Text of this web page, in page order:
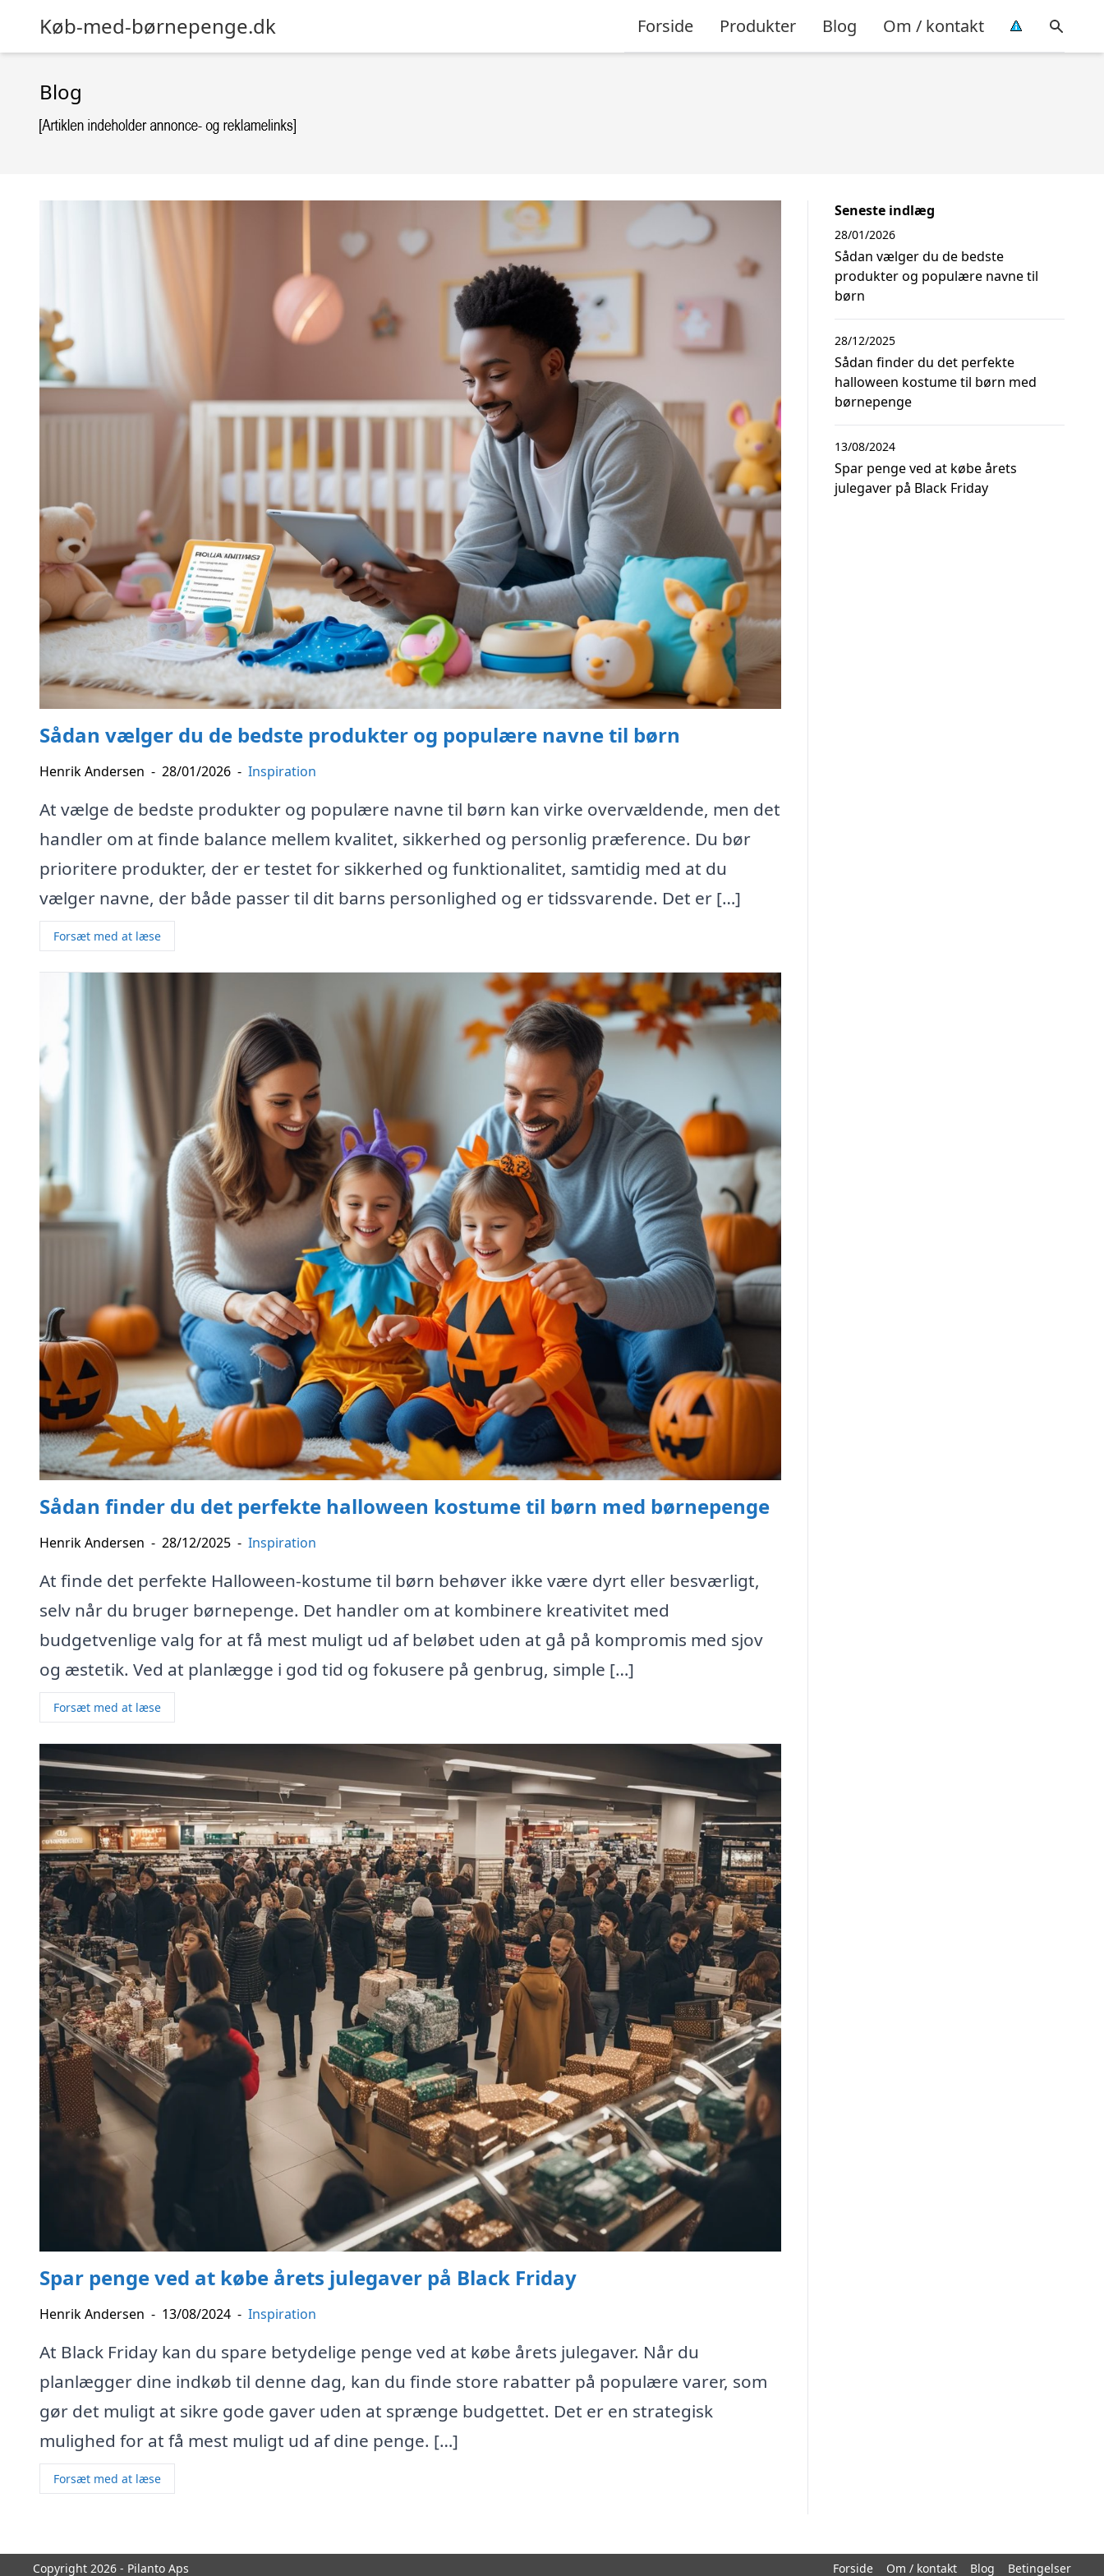
Køb-med-børnepenge.dk Forside Produkter Blog Om / kontakt
Blog
Sådan vælger du de bedste produkter og populære navne til børn
Henrik Andersen - 28/01/2026 - Inspiration
At vælge de bedste produkter og populære navne til børn kan virke overvældende, men det
handler om at finde balance mellem kvalitet, sikkerhed og personlig præference. Du bør
prioritere produkter, der er testet for sikkerhed og funktionalitet, samtidig med at du
vælger navne, der både passer til dit barns personlighed og er tidssvarende. Det er […]
Forsæt med at læse
Sådan finder du det perfekte halloween kostume til børn med børnepenge
Henrik Andersen - 28/12/2025 - Inspiration
At finde det perfekte Halloween-kostume til børn behøver ikke være dyrt eller besværligt,
selv når du bruger børnepenge. Det handler om at kombinere kreativitet med
budgetvenlige valg for at få mest muligt ud af beløbet uden at gå på kompromis med sjov
og æstetik. Ved at planlægge i god tid og fokusere på genbrug, simple […]
Forsæt med at læse
Spar penge ved at købe årets julegaver på Black Friday
Henrik Andersen - 13/08/2024 - Inspiration
At Black Friday kan du spare betydelige penge ved at købe årets julegaver. Når du
planlægger dine indkøb til denne dag, kan du finde store rabatter på populære varer, som
gør det muligt at sikre gode gaver uden at sprænge budgettet. Det er en strategisk
mulighed for at få mest muligt ud af dine penge. […]
Forsæt med at læse
Seneste indlæg
Sådan vælger du de bedste
produkter og populære navne til
børn
28/01/2026
Sådan finder du det perfekte
halloween kostume til børn med
børnepenge
28/12/2025
Spar penge ved at købe årets
julegaver på Black Friday
13/08/2024
Copyright 2026 - Pilanto Aps Forside Om / kontakt Blog Betingelser